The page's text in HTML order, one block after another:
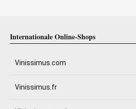
Internationale Online-Shops
Vinissimus.com
Vinissimus.fr